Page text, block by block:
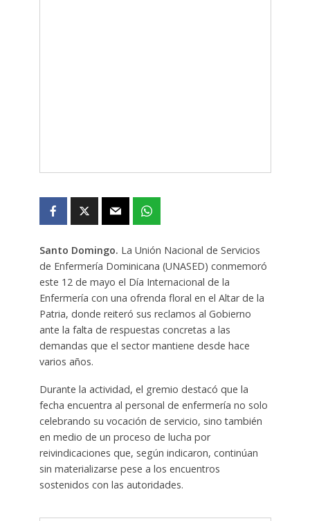
Santo Domingo. La Unión Nacional de Servicios
de Enfermería Dominicana (UNASED) conmemoró
este 12 de mayo el Día Internacional de la
Enfermería con una ofrenda floral en el Altar de la
Patria, donde reiteró sus reclamos al Gobierno
ante la falta de respuestas concretas a las
demandas que el sector mantiene desde hace
varios años.
Durante la actividad, el gremio destacó que la
fecha encuentra al personal de enfermería no solo
celebrando su vocación de servicio, sino también
en medio de un proceso de lucha por
reivindicaciones que, según indicaron, continúan
sin materializarse pese a los encuentros
sostenidos con las autoridades.